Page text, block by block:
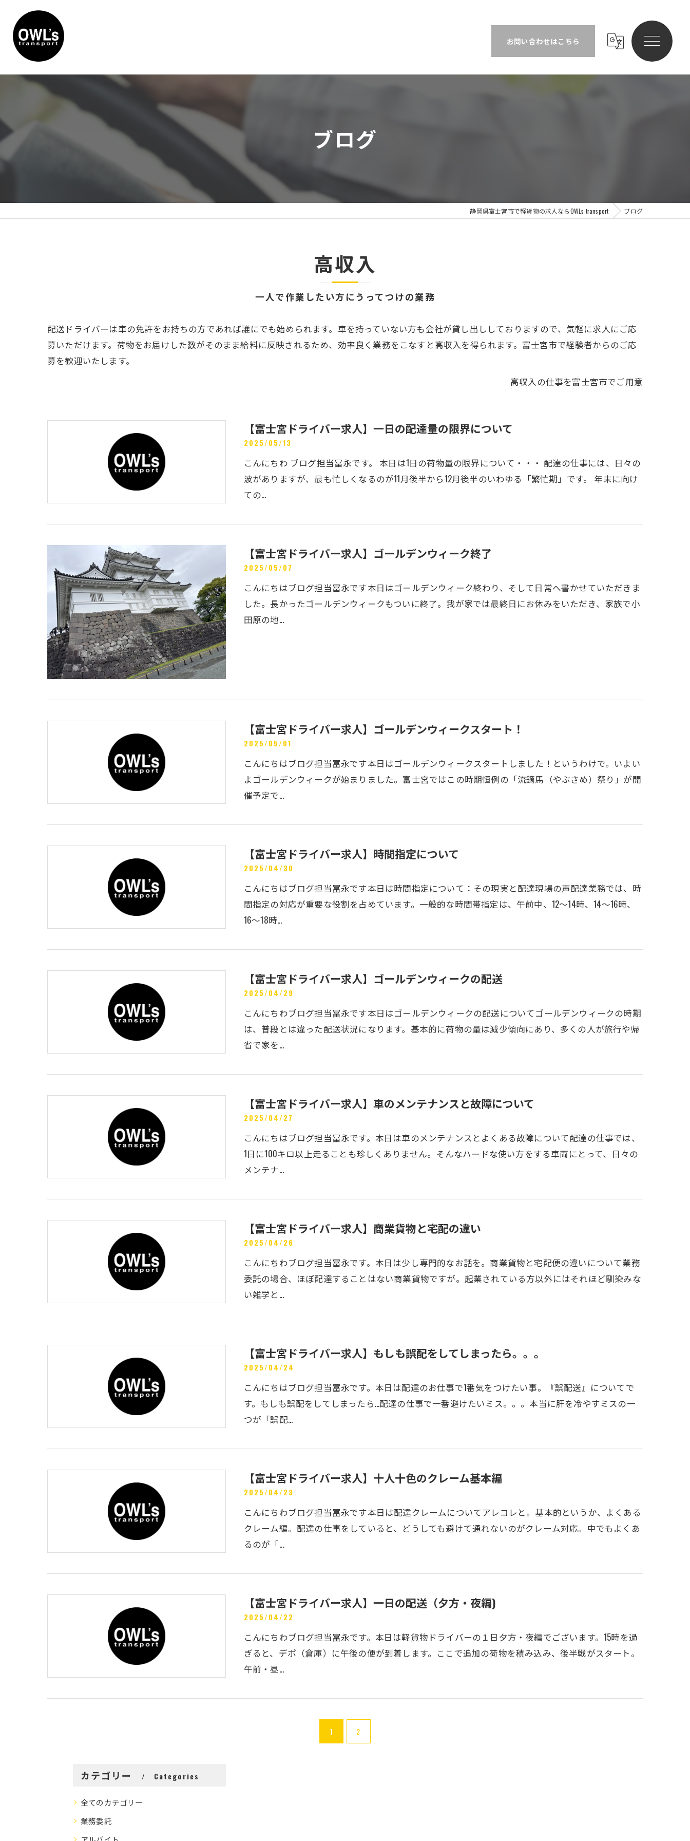
お問い合わせはこちら
ブログ
静岡県富士宮市で軽貨物の求人ならOWLs transport ブログ
高収入
一人で作業したい方にうってつけの業務
配送ドライバーは車の免許をお持ちの方であれば誰にでも始められます。車を持っていない方も会社が貸し出ししておりますので、気軽に求人にご応
募いただけます。荷物をお届けした数がそのまま給料に反映されるため、効率良く業務をこなすと高収入を得られます。富士宮市で経験者からのご応
募を歓迎いたします。
高収入の仕事を富士宮市でご用意
【富士宮ドライバー求人】一日の配達量の限界について
2025/05/13
こんにちわ ブログ担当冨永です。 本日は1日の荷物量の限界について・・・ 配達の仕事には、日々の
波がありますが、最も忙しくなるのが11月後半から12月後半のいわゆる「繁忙期」です。 年末に向け
ての…
【富士宮ドライバー求人】ゴールデンウィーク終了
2025/05/07
こんにちはブログ担当冨永です本日はゴールデンウィーク終わり、そして日常へ書かせていただきま
した。長かったゴールデンウィークもついに終了。我が家では最終日にお休みをいただき、家族で小
田原の地…
【富士宮ドライバー求人】ゴールデンウィークスタート！
2025/05/01
こんにちはブログ担当冨永です本日はゴールデンウィークスタートしました！というわけで。いよい
よゴールデンウィークが始まりました。富士宮ではこの時期恒例の「流鏑馬（やぶさめ）祭り」が開
催予定で…
【富士宮ドライバー求人】時間指定について
2025/04/30
こんにちはブログ担当冨永です本日は時間指定について：その現実と配達現場の声配達業務では、時
間指定の対応が重要な役割を占めています。一般的な時間帯指定は、午前中、12～14時、14～16時、
16～18時…
【富士宮ドライバー求人】ゴールデンウィークの配送
2025/04/29
こんにちわブログ担当冨永です本日はゴールデンウィークの配送についてゴールデンウィークの時期
は、普段とは違った配送状況になります。基本的に荷物の量は減少傾向にあり、多くの人が旅行や帰
省で家を…
【富士宮ドライバー求人】車のメンテナンスと故障について
2025/04/27
こんにちはブログ担当冨永です。本日は車のメンテナンスとよくある故障について配達の仕事では、
1日に100キロ以上走ることも珍しくありません。そんなハードな使い方をする車両にとって、日々の
メンテナ…
【富士宮ドライバー求人】商業貨物と宅配の違い
2025/04/26
こんにちわブログ担当冨永です。本日は少し専門的なお話を。商業貨物と宅配便の違いについて業務
委託の場合、ほぼ配達することはない商業貨物ですが。起業されている方以外にはそれほど馴染みな
い雑学と…
【富士宮ドライバー求人】もしも誤配をしてしまったら。。。
2025/04/24
こんにちはブログ担当冨永です。本日は配達のお仕事で1番気をつけたい事。『誤配送』についてで
す。もしも誤配をしてしまったら…配達の仕事で一番避けたいミス。。。本当に肝を冷やすミスの一
つが「誤配…
【富士宮ドライバー求人】十人十色のクレーム基本編
2025/04/23
こんにちわブログ担当冨永です本日は配達クレームについてアレコレと。基本的というか、よくある
クレーム編。配達の仕事をしていると、どうしても避けて通れないのがクレーム対応。中でもよくあ
るのが「…
【富士宮ドライバー求人】一日の配送（夕方・夜編)
2025/04/22
こんにちわブログ担当冨永です。本日は軽貨物ドライバーの１日夕方・夜編でございます。15時を過
ぎると、デポ（倉庫）に午後の便が到着します。ここで追加の荷物を積み込み、後半戦がスタート。
午前・昼…
1 2
カテゴリー Categories
全てのカテゴリー
業務委託